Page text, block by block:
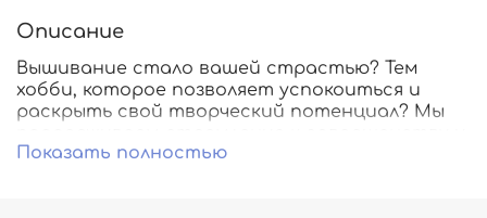
Описание
Вышивание стало вашей страстью? Тем
хобби, которое позволяет успокоиться и
раскрыть свой творческий потенциал? Мы
поэтому предлагаем широкий выбор
Показать полностью